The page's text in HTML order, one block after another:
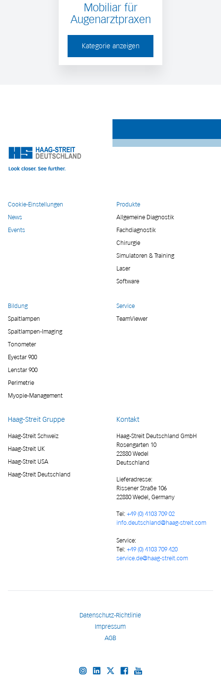
Mobiliar für
Augenarztpraxen
Kategorie anzeigen
Cookie-Einstellungen
News
Events
Produkte
Allgemeine Diagnostik
Fachdiagnostik
Chirurgie
Simulatoren & Training
Laser
Software
Bildung
Spaltlampen
Spaltlampen-Imaging
Tonometer
Eyestar 900
Lenstar 900
Perimetrie
Myopie-Management
Service
TeamViewer
Haag-Streit Gruppe
Haag-Streit Schweiz
Haag-Streit UK
Haag-Streit USA
Haag-Streit Deutschland
Kontakt
Haag-Streit Deutschland GmbH
Rosengarten 10
22880 Wedel
Deutschland
Lieferadresse:
Rissener Straße 106
22880 Wedel, Germany
Tel: +49 (0) 4103 709 02
info.deutschland@haag-streit.com
Service:
Tel: +49 (0) 4103 709 420
service.de@haag-streit.com
Datenschutz-Richtlinie
Impressum
AGB